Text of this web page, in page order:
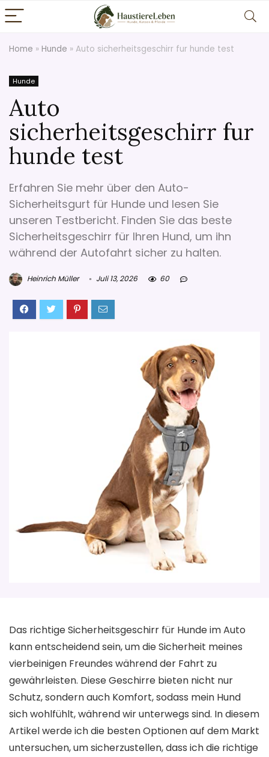
Home » Hunde » Auto sicherheitsgeschirr fur hunde test
Hunde
Auto
sicherheitsgeschirr fur
hunde test
Erfahren Sie mehr über den Auto-
Sicherheitsgurt für Hunde und lesen Sie
unseren Testbericht. Finden Sie das beste
Sicherheitsgeschirr für Ihren Hund, um ihn
während der Autofahrt sicher zu halten.
Heinrich Müller Juli 13, 2026 60
Das richtige Sicherheitsgeschirr für Hunde im Auto
kann entscheidend sein, um die Sicherheit meines
vierbeinigen Freundes während der Fahrt zu
gewährleisten. Diese Geschirre bieten nicht nur
Schutz, sondern auch Komfort, sodass mein Hund
sich wohlfühlt, während wir unterwegs sind. In diesem
Artikel werde ich die besten Optionen auf dem Markt
untersuchen, um sicherzustellen, dass ich die richtige